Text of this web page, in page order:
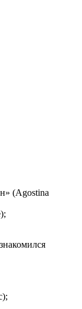
(Agostina